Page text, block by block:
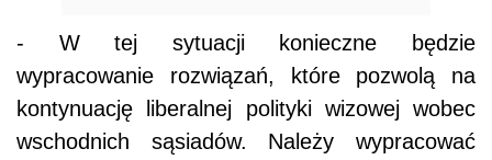
- W tej sytuacji konieczne będzie
wypracowanie rozwiązań, które pozwolą na
kontynuację liberalnej polityki wizowej wobec
wschodnich sąsiadów. Należy wypracować